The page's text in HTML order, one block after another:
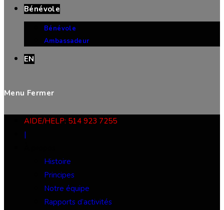
Bénévole
Bénévole
Ambassadeur
EN
Menu Fermer
AIDE/HELP: 514 923 7255
|
Histoire
Principes
Notre équipe
Rapports d’activités